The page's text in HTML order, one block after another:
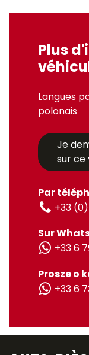
Plus
Langues
polonais
Je
sur ce
Par
+33
Sur
+33 6
Prosze o
+33 6